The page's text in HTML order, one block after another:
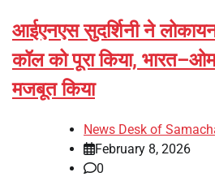
आईएनएस सुदर्शिनी ने
कॉल को पूरा किया,
मजबूत किया
News Desk of
February 8, 2026
0